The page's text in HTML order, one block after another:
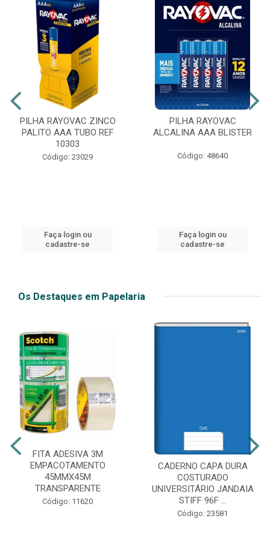
PILHA RAYOVAC ZINCO
PALITO AAA TUBO REF
10303
Código: 23029
Faça login ou
cadastre-se
PILHA RAYOVAC
ALCALINA AAA BLISTER
Código: 48640
Faça login ou
cadastre-se
Os Destaques em Papelaria
FITA ADESIVA 3M
EMPACOTAMENTO
45MMX45M
TRANSPARENTE
Código: 11620
CADERNO CAPA DURA
COSTURADO
UNIVERSITÁRIO JANDAIA
STIFF 96F ...
Código: 23581